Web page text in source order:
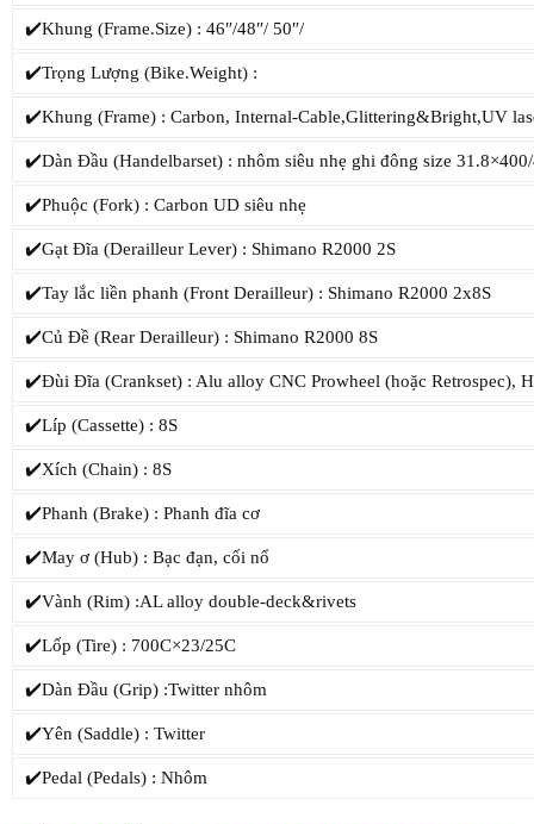
✔️Khung (Frame.Size) : 46″/48″/ 50″/
✔️Trọng Lượng (Bike.Weight) :
✔️Khung (Frame) : Carbon, Internal-Cable,Glittering&Bright,UV
✔️Dàn Đầu (Handelbarset) : nhôm siêu nhẹ ghi đông size
✔️Phuộc (Fork) : Carbon UD siêu nhẹ
✔️Gạt Đĩa (Derailleur Lever) : Shimano R2000 2S
✔️Tay lắc liền phanh (Front Derailleur) : Shimano R2000 2x8S
✔️Củ Đề (Rear Derailleur) : Shimano R2000 8S
✔️Đùi Đĩa (Crankset) : Alu alloy CNC Prowheel (hoặc Retrospec),
✔️Líp (Cassette) : 8S
✔️Xích (Chain) : 8S
✔️Phanh (Brake) : Phanh đĩa cơ
✔️May ơ (Hub) : Bạc đạn, cối nổ
✔️Vành (Rim) :AL alloy double-deck&rivets
✔️Lốp (Tire) : 700C×23/25C
✔️Dàn Đầu (Grip) :Twitter nhôm
✔️Yên (Saddle) : Twitter
✔️Pedal (Pedals) : Nhôm